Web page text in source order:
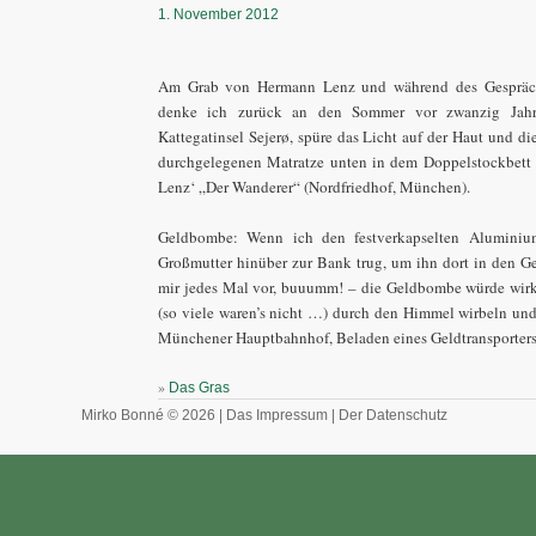
1. November 2012
Am Grab von Hermann Lenz und während des
denke ich zurück an den Sommer vor zwanzig
Kattegatinsel Sejerø, spüre das Licht auf der Haut und
durchgelegenen Matratze unten in dem
Lenz‘ „Der Wanderer“ (Nordfriedhof, München).
Geldbombe: Wenn ich den festverkapselten
Großmutter hinüber zur Bank trug, um ihn dort in den
mir jedes Mal vor, buuumm! – die Geldbombe würde
(so viele waren’s nicht …) durch den Himmel wirbeln
Münchener Hauptbahnhof, Beladen eines
» Das Gras
Mirko Bonné © 2026 |
Das Impressum Der Datenschutz